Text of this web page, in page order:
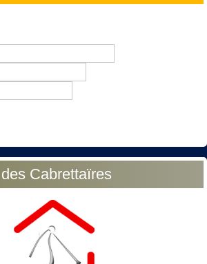
Cabrettaïres